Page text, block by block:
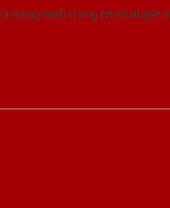
trang web trong trình duyệt